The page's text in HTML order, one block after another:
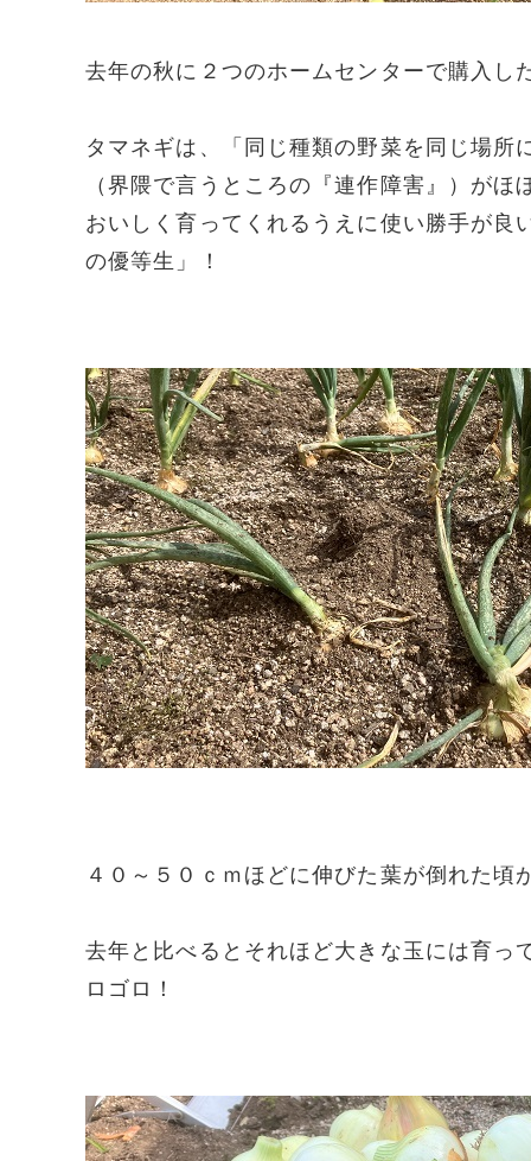
去年の秋に２つのホームセンターで購入し
タマネギは、「同じ種類の野菜を同じ場
（界隈で言うところの『連作障害』）が
おいしく育ってくれるうえに使い勝手が良
の優等生」！
４０～５０ｃｍほどに伸びた葉が倒れた頃
去年と比べるとそれほど大きな玉には育っ
ロゴロ！